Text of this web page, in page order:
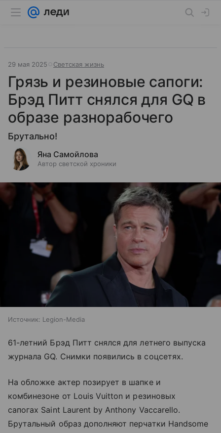
29 мая 2025 Светская жизнь
Грязь и резиновые сапоги:
Брэд Питт снялся для GQ в
образе разнорабочего
Брутально!
Яна Самойлова
Автор светской хроники
Источник: Legion-Media
61-летний Брэд Питт снялся для летнего выпуска
журнала GQ. Снимки появились в соцсетях.
На обложке актер позирует в шапке и
комбинезоне от Louis Vuitton и резиновых
сапогах Saint Laurent by Anthony Vaccarello.
Брутальный образ дополняют перчатки Handsome